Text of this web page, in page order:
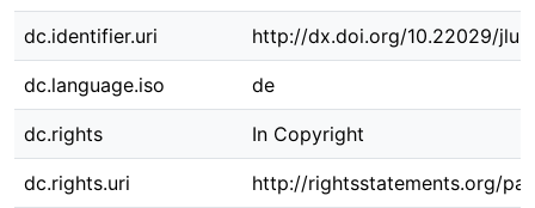
dc.identifier.uri http://dx.doi.org/10.22029/
dc.language.iso de
dc.rights In Copyright
dc.rights.uri http://rightsstatements.org/